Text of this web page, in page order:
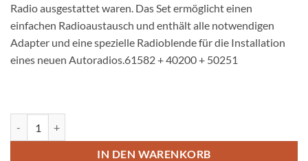
Radio ausgestattet waren. Das Set ermöglicht einen
einfachen Radioaustausch und enthält alle notwendigen
Adapter und eine spezielle Radioblende für die Installation
eines neuen Autoradios.61582 + 40200 + 50251
IN DEN WARENKORB